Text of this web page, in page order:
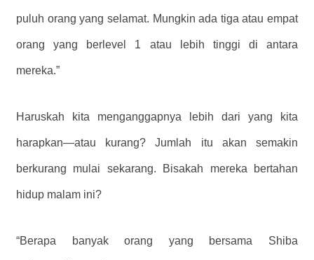
puluh orang yang selamat. Mungkin ada tiga atau empat
orang yang berlevel 1 atau lebih tinggi di antara
mereka.”
Haruskah kita menganggapnya lebih dari yang kita
harapkan—atau kurang?Jumlah itu akan semakin
berkurang mulai sekarang. Bisakah mereka bertahan
hidup malam ini?
“Berapa banyak orang yang bersama Shiba